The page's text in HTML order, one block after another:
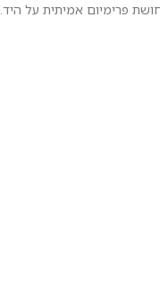
פרימיום אמיתית על היד.